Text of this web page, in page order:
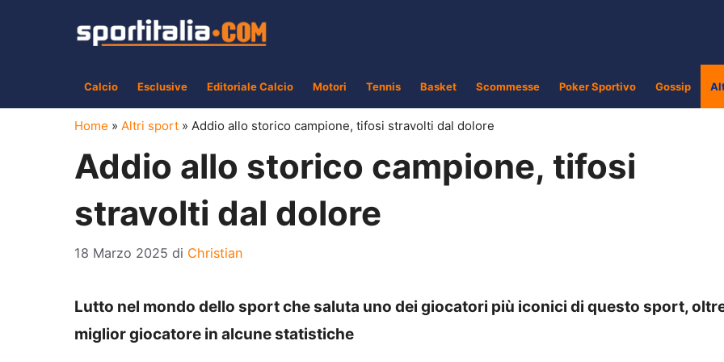
Calcio Esclusive Editoriale Calcio Motori Tennis Basket Scommesse Poker Sportivo Gossip
Home » Altri sport » Addio allo storico campione, tifosi stravolti dal dolore
Addio allo storico campione, tifosi
stravolti dal dolore
18 Marzo 2025 di Christian
Lutto nel mondo dello sport che saluta uno dei giocatori più iconici di questo sport,
miglior giocatore in alcune statistiche